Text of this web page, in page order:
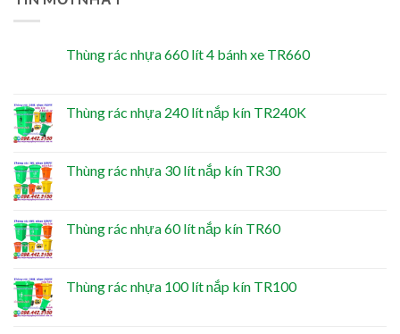
Thùng rác nhựa 660 lít 4 bánh xe TR660
Thùng rác nhựa 240 lít nắp kín TR240K
Thùng rác nhựa 30 lít nắp kín TR30
Thùng rác nhựa 60 lít nắp kín TR60
Thùng rác nhựa 100 lít nắp kín TR100